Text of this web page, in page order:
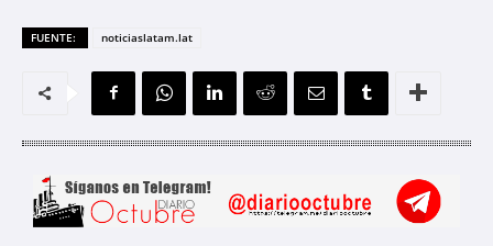
FUENTE: noticiaslatam.lat